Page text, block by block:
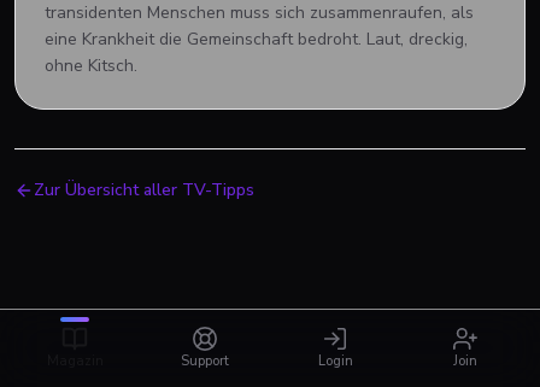
transidenten Menschen muss sich zusammenraufen, als
eine Krankheit die Gemeinschaft bedroht. Laut, dreckig,
ohne Kitsch.
Zur Übersicht aller TV-Tipps
Support Login Join